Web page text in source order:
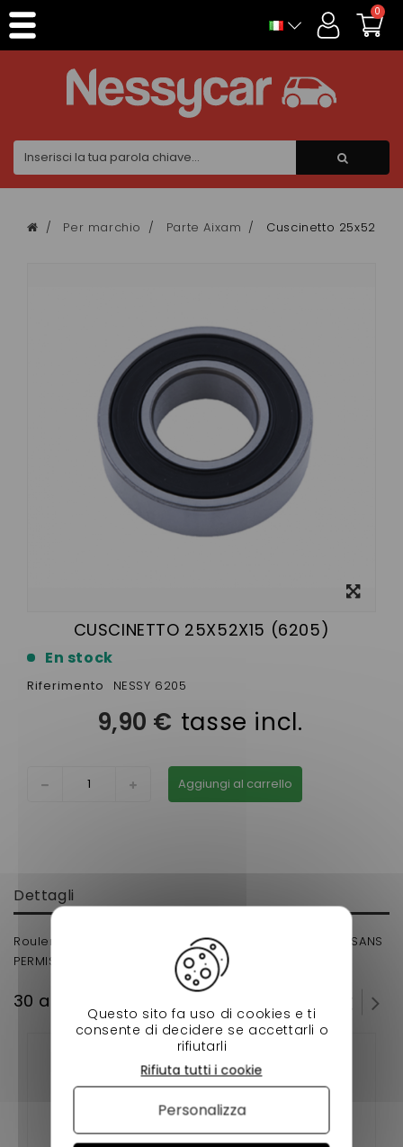
0
Per marchio Parte Aixam Cuscinetto 25x52x15
CUSCINETTO 25X52X15 (6205)
En stock
Riferimento NESSY 6205
9,90 € tasse incl.
Aggiungi al carrello
Dettagli
Roulement 25x52x15 BOITE DE VITESSE POUR VOITURE SANS
PERMIS
30 altri prodotti della stessa categoria:
Pannello di gestione dei cookies
Questo sito fa uso di cookies e ti
consente di decidere se accettarli o
rifiutarli
Rifiuta tutti i cookie
Personalizza